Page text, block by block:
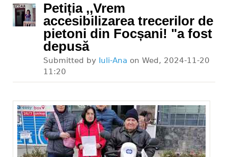
Petiția ,,Vrem
accesibilizarea trecerilor de
pietoni din Focșani! "a fost
depusă
Submitted by Iuli-Ana on Wed, 2024-11-20
11:20